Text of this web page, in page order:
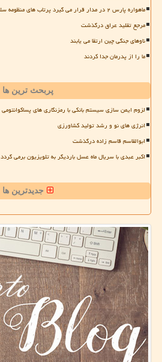
ماهواره پارس ۲ در مدار قرار می گیرد پرتاب های منظومه سلیمانی در۱۴۰۵
مرجع تقلید عراق درگذشت
ناوهای جنگی چین ارتقا می یابند
ما را از پدرمان جدا کردند
پربحث ترین ها
لزوم ایمن سازی سیستم بانکی با رمزنگاری های پساکوانتومی
انرژی های نو و رشد تولید کشاورزی
ابوالقاسم قاسم زاده درگذشت
اکبر عبدی با سریال ماه عسل باردیگر به تلویزیون برمی گردد
جدیدترین ها